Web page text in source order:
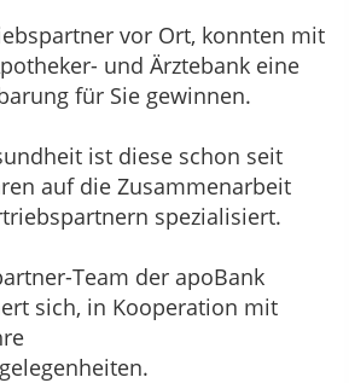
vor Ort, konnten mit
und Ärztebank eine
für Sie gewinnen.
ist diese schon seit
auf die Zusammenarbeit
spezialisiert.
Team der apoBank
sich, in Kooperation mit